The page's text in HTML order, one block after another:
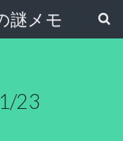
謎メモ
23